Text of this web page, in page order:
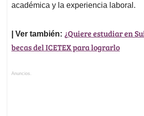
académica y la experiencia laboral.
| Ver también: ¿Quiere estudiar en
becas del ICETEX para lograrlo
Anuncios.